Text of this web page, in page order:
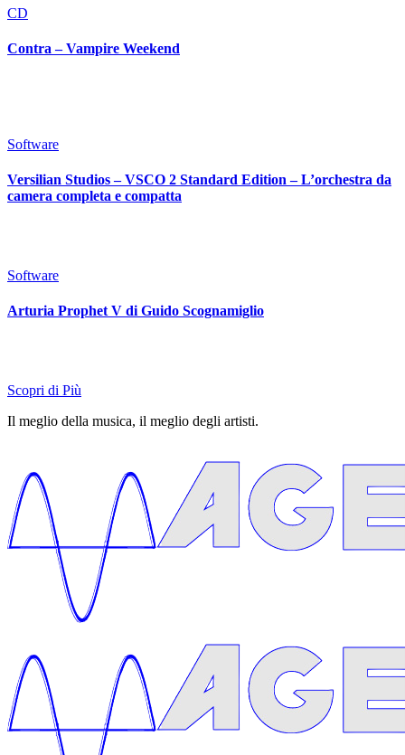
CD
Contra – Vampire Weekend
Software
Versilian Studios – VSCO 2 Standard Edition – L’orchestra da
camera completa e compatta
Software
Arturia Prophet V di Guido Scognamiglio
Scopri di Più
Il meglio della musica, il meglio degli artisti.